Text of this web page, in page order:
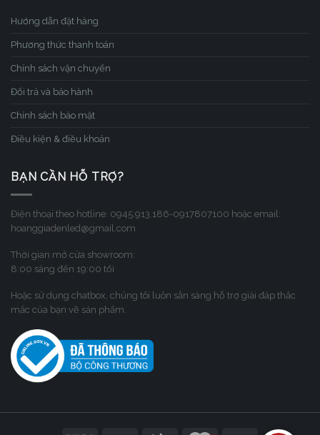
Hướng dẫn đặt hàng
Phương thức thanh toán
Chính sách vận chuyển
Đổi trả và bảo hành
Chính sách bảo mật
Điều kiện & điều khoản
BẠN CẦN HỖ TRỢ?
Điện thoại theo hotline: 0945.913.186-0917807100 hoặc email:
hoanggiadenled@gmail.com
Thời gian mở cửa showroom:
8:00 sáng đến 19:00 tối
Hoặc sử dụng chatbox, chúng tôi luôn sẳn sàng hỗ trợ giải đáp thắc
mắc của bạn về sản phẩm.